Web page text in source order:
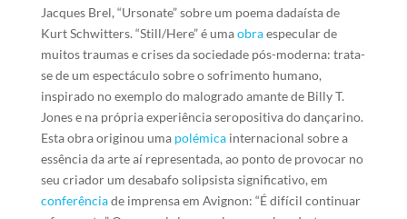
Jacques Brel, “Ursonate” sobre um poema dadaísta de
Kurt Schwitters. “Still/Here” é umaobraespecular de
muitos traumas e crises da sociedade pós-moderna: trata-
se de um espectáculo sobre o sofrimento humano,
inspirado no exemplo do malogrado amante de Billy T.
Jones e na própria experiência seropositiva do dançarino.
Esta obra originou uma polémicainternacional sobre a
essência da arte aí representada, ao ponto de provocar no
seu criador um desabafo solipsista significativo, em
conferênciade imprensa em Avignon: “É difícil continuar